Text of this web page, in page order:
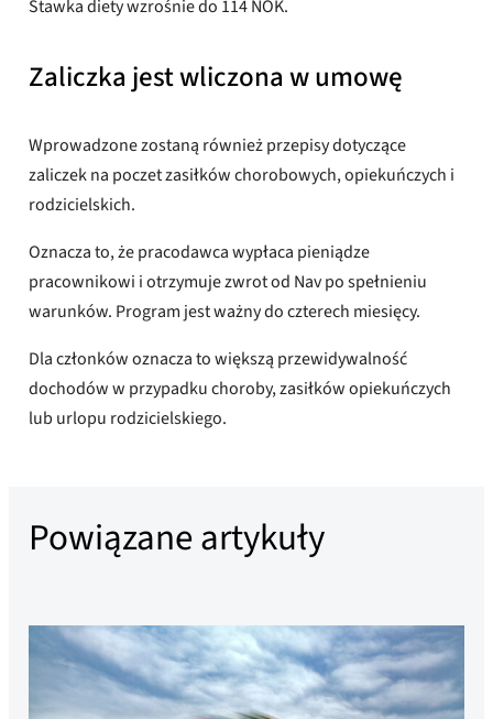
Stawka diety wzrośnie do 114 NOK.
Zaliczka jest wliczona w umowę
Wprowadzone zostaną również przepisy dotyczące
zaliczek na poczet zasiłków chorobowych, opiekuńczych i
rodzicielskich.
Oznacza to, że pracodawca wypłaca pieniądze
pracownikowi i otrzymuje zwrot od Nav po spełnieniu
warunków. Program jest ważny do czterech miesięcy.
Dla członków oznacza to większą przewidywalność
dochodów w przypadku choroby, zasiłków opiekuńczych
lub urlopu rodzicielskiego.
Powiązane artykuły